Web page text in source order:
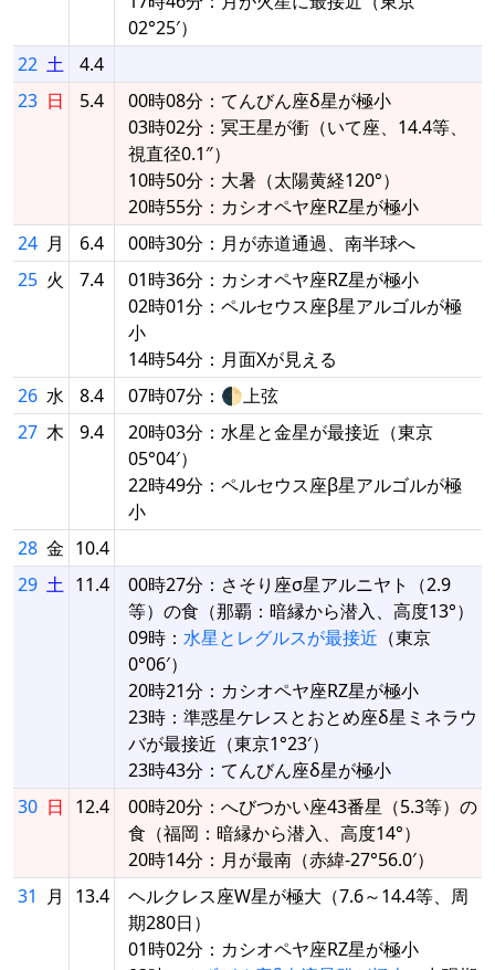
02°25′）
22 土
4.4
23 日 5.4
00時08分：てんびん座δ星が極小
03時02分：冥王星が衝（いて座、14.4等、
視直径0.1″）
10時50分：大暑（太陽黄経120°）
20時55分：カシオペヤ座RZ星が極小
24 月 6.4
00時30分：月が赤道通過、南半球へ
25 火 7.4
01時36分：カシオペヤ座RZ星が極小
02時01分：ペルセウス座β星アルゴルが極
小
14時54分：月面Xが見える
26 水 8.4
07時07分：🌓上弦
27 木 9.4
20時03分：水星と金星が最接近（東京
05°04′）
22時49分：ペルセウス座β星アルゴルが極
小
28 金 10.4
29 土 11.4
00時27分：さそり座σ星アルニヤト（2.9
等）の食（那覇：暗縁から潜入、高度13°）
09時： 水星とレグルスが最接近 （東京
0°06′）
20時21分：カシオペヤ座RZ星が極小
23時：準惑星ケレスとおとめ座δ星ミネラウ
バが最接近（東京1°23′）
23時43分：てんびん座δ星が極小
30 日 12.4
00時20分：へびつかい座43番星（5.3等）の
食（福岡：暗縁から潜入、高度14°）
20時14分：月が最南（赤緯-27°56.0′）
31 月 13.4
ヘルクレス座W星が極大（7.6～14.4等、周
期280日）
01時02分：カシオペヤ座RZ星が極小